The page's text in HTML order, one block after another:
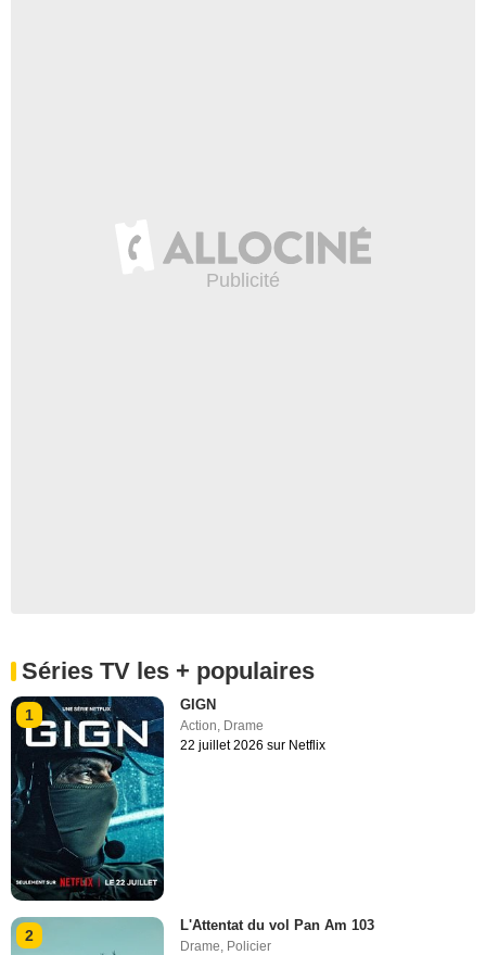
Séries TV les + populaires
1
GIGN
Action Drame
22 juillet 2026 sur Netflix
2
L'Attentat du vol Pan Am 103
Drame, Policier